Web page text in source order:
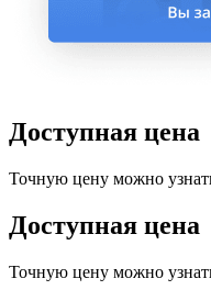
Доступная цена
Точную цену можно
Доступная цена
Точную цену можно